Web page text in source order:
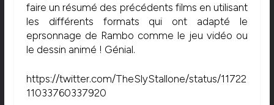
faire un résumé des précédents films en utilisant
les différents formats qui ont adapté le
eprsonnage de Rambo comme le jeu vidéo ou
le dessin animé ! Génial.
https://twitter.com/TheSlyStallone/status/11722
11033760337920